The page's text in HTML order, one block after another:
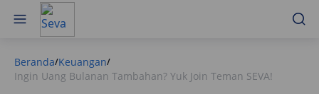
Beranda/Keuangan/
Ingin Uang Bulanan Tambahan? Yuk Join Teman SEVA!